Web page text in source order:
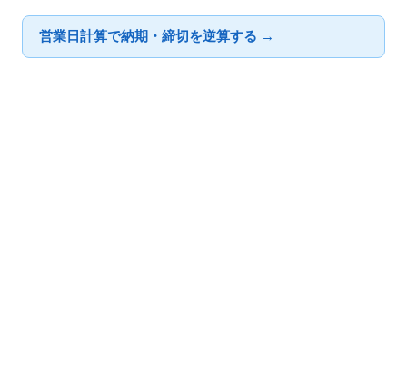
営業日計算で納期・締切を逆算する →